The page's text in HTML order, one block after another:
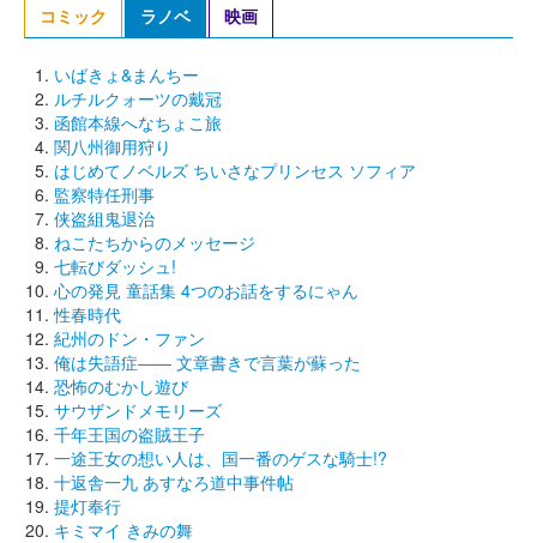
コミック ラノベ 映画
いばきょ&まんちー
ルチルクォーツの戴冠
函館本線へなちょこ旅
関八州御用狩り
はじめてノベルズ ちいさなプリンセス ソフィア
監察特任刑事
侠盗組鬼退治
ねこたちからのメッセージ
七転びダッシュ!
心の発見 童話集 4つのお話をするにゃん
性春時代
紀州のドン・ファン
俺は失語症―― 文章書きで言葉が蘇った
恐怖のむかし遊び
サウザンドメモリーズ
千年王国の盗賊王子
一途王女の想い人は、国一番のゲスな騎士!?
十返舎一九 あすなろ道中事件帖
提灯奉行
キミマイ きみの舞